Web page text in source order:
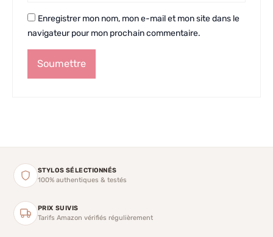
Enregistrer mon nom, mon e-mail et mon site dans le
navigateur pour mon prochain commentaire.
STYLOS SÉLECTIONNÉS
100% authentiques & testés
PRIX SUIVIS
Tarifs Amazon vérifiés régulièrement